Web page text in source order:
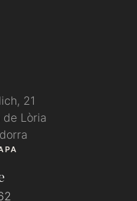
21
Lòria